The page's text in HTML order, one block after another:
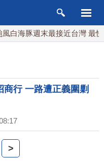
白海豚週末最接近台灣 最快
商行 一路遭正義圍剿
>